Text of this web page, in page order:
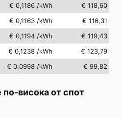
€ 0,1186 /kWh
€ 118,60
€ 0,1163 /kWh
€ 116,31
€ 0,1194 /kWh
€ 119,43
€ 0,1238 /kWh
€ 123,79
€ 0,0998 /kWh € 99,82
висока от спот